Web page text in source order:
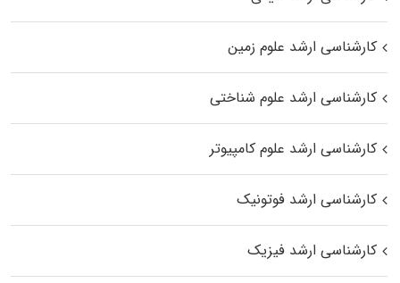
کارشناسی ارشد علوم زمین
کارشناسی ارشد علوم شناختی
کارشناسی ارشد علوم کامپیوتر
کارشناسی ارشد فوتونیک
کارشناسی ارشد فیزیک